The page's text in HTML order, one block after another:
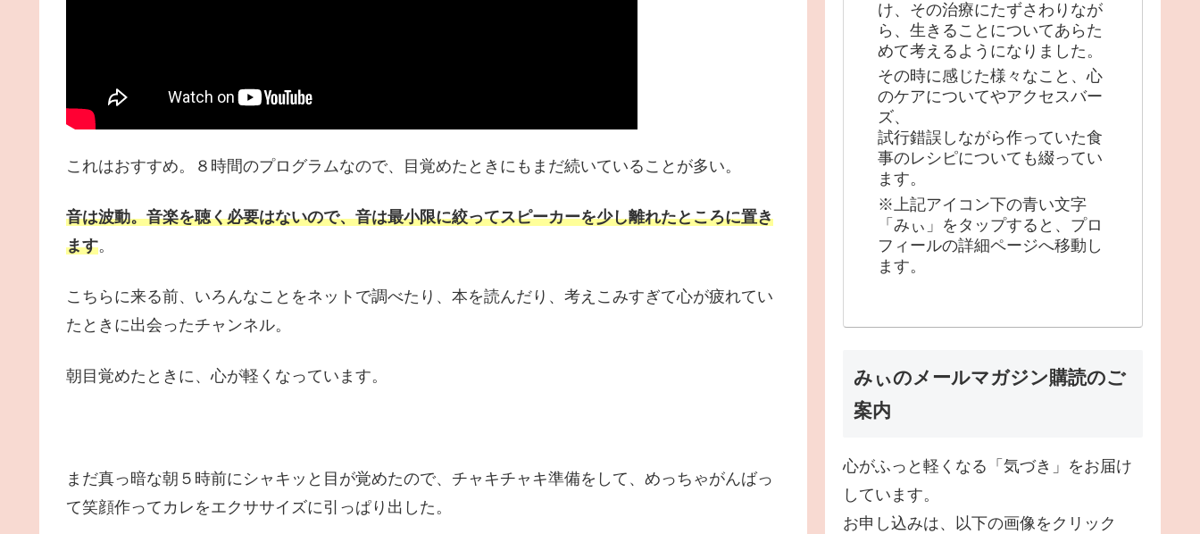
これはおすすめ。８時間のプログラムなので、目覚めたときにもまだ続いていることが多い。
音は波動。音楽を聴く必要はないので、音は最小限に絞ってスピーカーを少し離れたところに置き
ます。
こちらに来る前、いろんなことをネットで調べたり、本を読んだり、考えこみすぎて心が疲れてい
たときに出会ったチャンネル。
朝目覚めたときに、心が軽くなっています。
まだ真っ暗な朝５時前にシャキッと目が覚めたので、チャキチャキ準備をして、めっちゃがんばっ
て笑顔作ってカレをエクササイズに引っぱり出した。
け、その治療にたずさわりなが
ら、生きることについてあらた
めて考えるようになりました。
その時に感じた様々なこと、心
のケアについてやアクセスバー
ズ、
試行錯誤しながら作っていた食
事のレシピについても綴ってい
ます。
※上記アイコン下の青い文字
「みぃ」をタップすると、プロ
フィールの詳細ページへ移動し
ます。
みぃのメールマガジン購読のご
案内
心がふっと軽くなる「気づき」をお届け
しています。
お申し込みは、以下の画像をクリック